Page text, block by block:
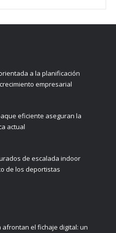
a la planificación
empresarial
eficiente aseguran la
actual
de escalada indoor
de los deportistas
el fichaje digital: un